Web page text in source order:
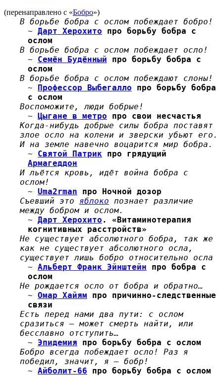
(перенаправлено с «Бобро»)
В борьбе бобра с ослом побеждает бобро!
~ Дарт Херохито про борьбу бобра с
ослом
В борьбе бобра с ослом побеждает осло!
~ Семён Будённый про борьбу бобра с
ослом
В борьбе бобра с ослом побеждают слоны!
~ Профессор Выбегалло про борьбу бобра
с ослом
Воспоможите, люди бобрые!
~ Цыгане в метро про свои несчастья
Когда-нибудь добрые силы бобра поставят
злое осло на колени и зверски убьют его.
И на земле навечно воцарится мир бобра.
~ Святой Патрик про грядущий
Армагеддон
И льётся кровь, идёт война бобра с
ослом!
~ Uma2rman про Ночной дозор
Съевший это яблоко познает различие
между бобром и ослом.
~ Дарт Херохито . «Витаминотерапия
когнитивных расстройств»
Не существует абсолютного бобра, так же
как не существует абсолютного осла,
существует лишь бобро относительно осла
~ Альберт Франк Эйнштейн про бобра с
ослом
Не рождается осло от бобра и обратно…
~ Омар Хайям про причинно-следственные
связи
Есть перед нами два пути: с ослом
сразиться — может смерть найти, или
бесславно отступить…
~ Эпидемия про борьбу бобра с ослом
Бобро всегда побеждает осло! Раз я
победил, значит, я — бобр!
~ Айболит-66 про борьбу бобра с ослом